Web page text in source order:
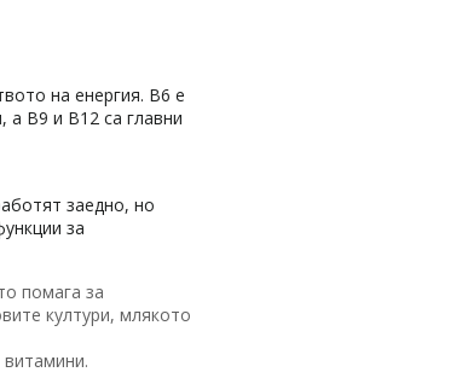
на енергия. B6 е
B9 и B12 са главни
заедно, но
за
помага за
култури, млякото